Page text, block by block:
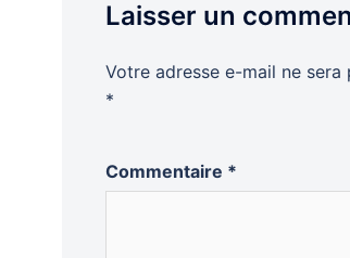
Laisser un
Votre adresse e-mail ne sera
*
Commentaire *